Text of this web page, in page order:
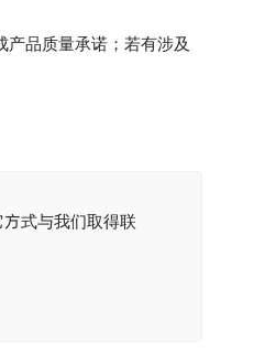
品质量承诺；若有涉及
式与我们取得联